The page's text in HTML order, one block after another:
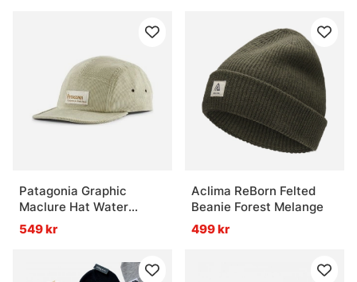
Patagonia Graphic
Maclure Hat Water
People Label: Pelican
549 kr
Aclima ReBorn Felted
Beanie Forest Melange
499 kr